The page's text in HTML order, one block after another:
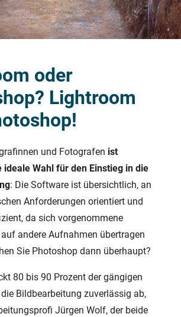
oder
Lightroom
und Fotografen ist
ideale Wahl für den Einstieg in die
: Die Software ist übersichtlich, an
Anforderungen orientiert und
da sich vorgenommene
andere Aufnahmen übertragen
Sie Photoshop dann überhaupt?
80 bis 90 Prozent der gängigen
Bildbearbeitung zuverlässig ab,
Jürgen Wolf, der beide